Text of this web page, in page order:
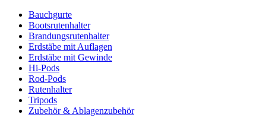
Bauchgurte
Bootsrutenhalter
Brandungsrutenhalter
Erdstäbe mit Auflagen
Erdstäbe mit Gewinde
Hi-Pods
Rod-Pods
Rutenhalter
Tripods
Zubehör & Ablagenzubehör